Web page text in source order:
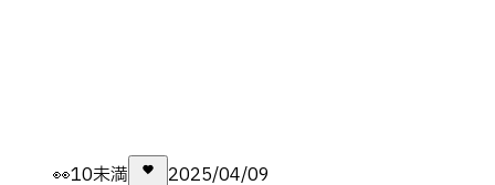
👀10未満
2025/04/09